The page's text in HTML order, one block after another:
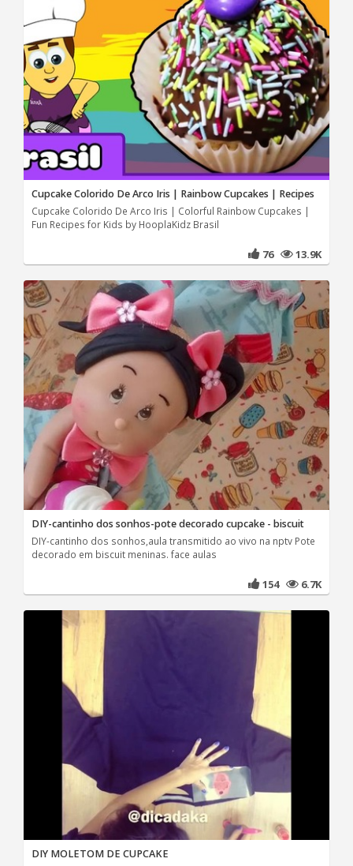
Cupcake Colorido De Arco Iris | Rainbow Cupcakes | Recipes
Cupcake Colorido De Arco Iris | Colorful Rainbow Cupcakes |
Fun Recipes for Kids by HooplaKidz Brasil
76 13.9K
DIY-cantinho dos sonhos-pote decorado cupcake - biscuit
DIY-cantinho dos sonhos,aula transmitido ao vivo na nptv Pote
decorado em biscuit meninas. face aulas
154 6.7K
DIY MOLETOM DE CUPCAKE